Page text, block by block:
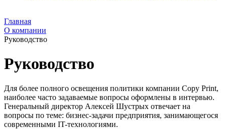
Главная
О компании
Руководство
Руководство
Для более полного освещения политики компании Copy Print,
наиболее часто задаваемые вопросы оформлены в интервью.
Генеральный директор Алексей Шустрых отвечает на
вопросы по теме: бизнес-задачи предприятия, занимающегося
современными IT-технологиями.